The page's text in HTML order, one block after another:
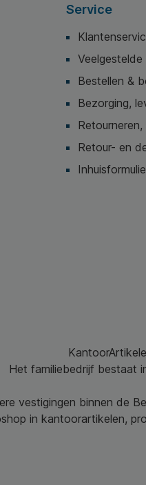
Service
Veelgestelde
Bestellen &
Bezorging,
Retour- en
Het familiebedrijf bestaat
vestigingen binnen de
in kantoorartikelen,